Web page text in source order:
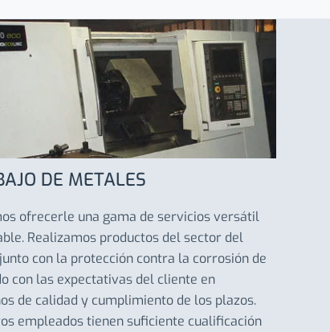
DE METALES
ofrecerle una gama de servicios versátil
Realizamos productos del sector del
con la protección contra la corrosión de
con las expectativas del cliente en
de calidad y cumplimiento de los plazos.
empleados tienen suficiente cualificación